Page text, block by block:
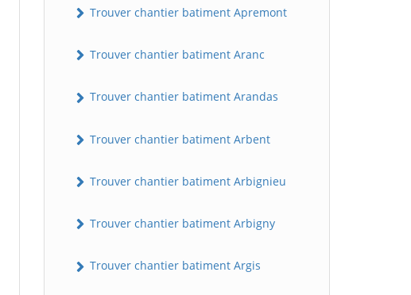
Trouver chantier batiment Apremont
Trouver chantier batiment Aranc
Trouver chantier batiment Arandas
Trouver chantier batiment Arbent
Trouver chantier batiment Arbignieu
Trouver chantier batiment Arbigny
Trouver chantier batiment Argis